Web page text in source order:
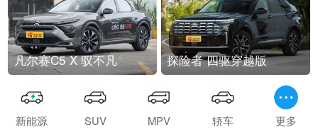
凡尔赛C5 X 驭不凡 探险者 四驱穿越版
新能源 SUV MPV 轿车 更多